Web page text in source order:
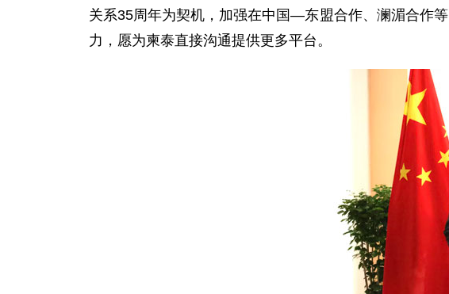
关系35周年为契机，加强在中国—东盟合作、澜湄合作
力，愿为柬泰直接沟通提供更多平台。